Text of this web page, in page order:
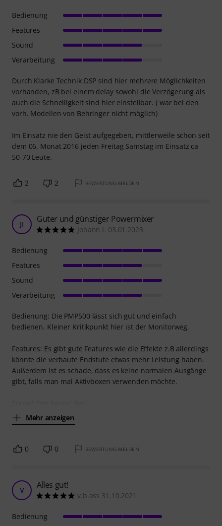
Durch Klarke Technik DSP sind hier mehrere Möglichkeiten
vorhanden, zB bei einem delay sowohl die Verzögerung als
auch die Schnelligkeit sind hier einstellbar. ( war bei den
vorh. Modellen von Behringer nicht möglich)
Im Einsatz nie den Geist aufgegeben, mittlerweile schon seit
dem 06. Monat 2016 jeden Freitag Samstag im Einsatz ca
50-70 Leute.
Bedienung
Features
Sound
Verarbeitung
2 2 BEWERTUNG MELDEN
JI Guter und günstiger Powermixer
Johann I. 03.01.2023
Bedienung: Die PMP500 lässt sich gut und einfach
bedienen. Kleiner Kritikpunkt hier ist der Monitorweg.
Features: Es gibt gute Features wie die Effekte z.B allerdings
könnte die verbaute Endstufe etwas mehr Leistung haben.
Außerdem ist es schade, dass es keine normalen Ausgänge
gibt, falls man mal Aktivboxen verwenden möchte.
Mehr anzeigen
Bedienung
Features
Sound
Verarbeitung
0 0 BEWERTUNG MELDEN
V Alles gut!
v.b.ass 31.10.2021
Bedienung